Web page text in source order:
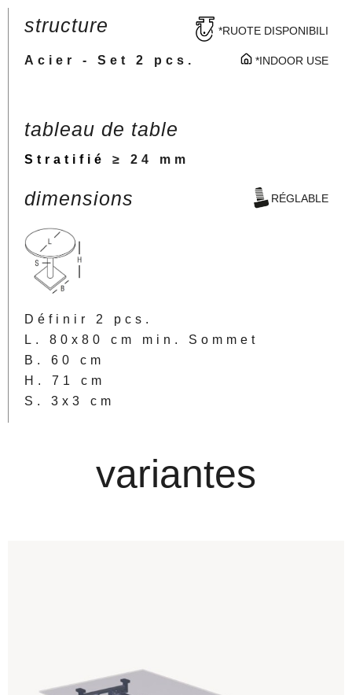
structure *RUOTE DISPONIBILI
Acier - Set 2 pcs. *INDOOR USE
tableau de table
Stratifié ≥ 24 mm
RÉGLABLE
dimensions
Définir 2 pcs.
L. 80x80 cm min. Sommet
B. 60 cm
H. 71 cm
S. 3x3 cm
variantes